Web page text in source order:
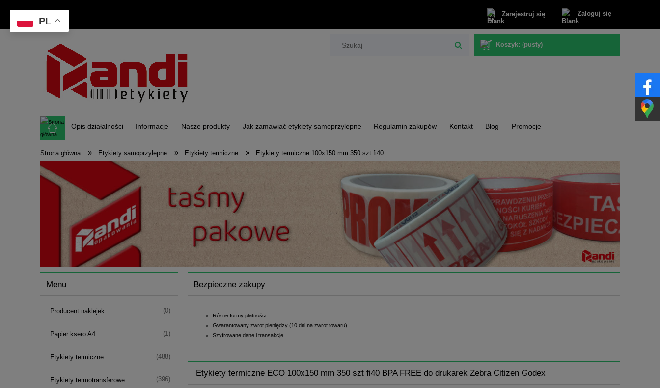
Zarejestruj się Zaloguj się
Koszyk: (pusty)
Opis działalności Informacje Nasze produkty Jak zamawiać etykiety samoprzylepne Regulamin zakupów Kontakt Blog Promocje
Strona główna » Etykiety samoprzylepne » Etykiety termiczne » Etykiety termiczne 100x150 mm 350 szt fi40
Menu
Producent naklejek (0)
Papier ksero A4 (1)
Etykiety termiczne (488)
Etykiety termotransferowe (396)
Bezpieczne zakupy
Różne formy płatności
Gwarantowany zwrot pieniędzy (10 dni na zwrot towaru)
Szyfrowane dane i transakcje
Etykiety termiczne ECO 100x150 mm 350 szt fi40 BPA FREE do drukarek Zebra Citizen Godex
PL